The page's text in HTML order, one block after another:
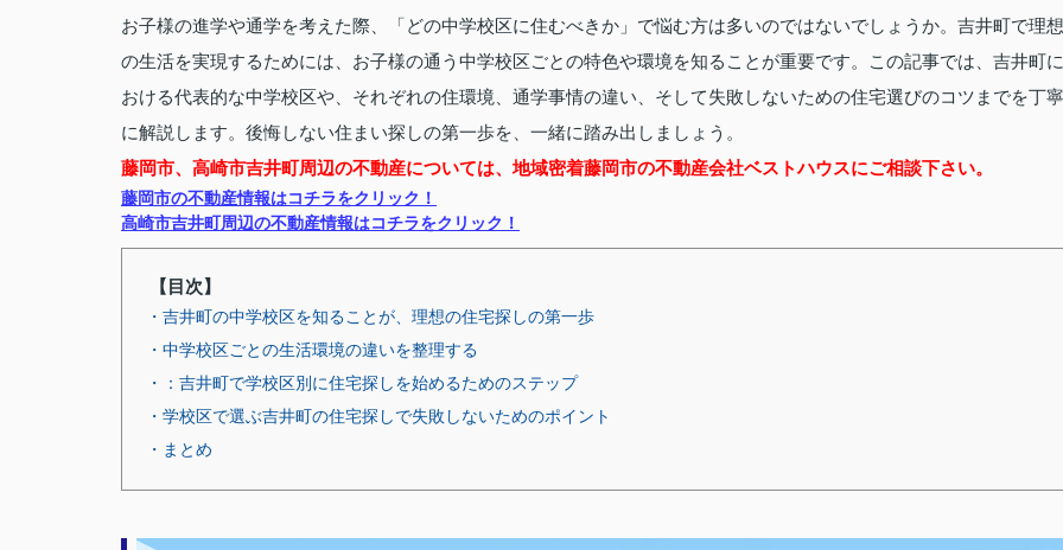
お子様の進学や通学を考えた際、「どの中学校区に住むべきか」で悩む方は多いのではないでしょうか。吉井町で理想
の生活を実現するためには、お子様の通う中学校区ごとの特色や環境を知ることが重要です。この記事では、吉井町に
おける代表的な中学校区や、それぞれの住環境、通学事情の違い、そして失敗しないための住宅選びのコツまでを丁寧
に解説します。後悔しない住まい探しの第一歩を、一緒に踏み出しましょう。
藤岡市、高崎市吉井町周辺の不動産については、地域密着藤岡市の不動産会社ベストハウスにご相談下さい。
藤岡市の不動産情報はコチラをクリック！
高崎市吉井町周辺の不動産情報はコチラをクリック！
【目次】
・吉井町の中学校区を知ることが、理想の住宅探しの第一歩
・中学校区ごとの生活環境の違いを整理する
・：吉井町で学校区別に住宅探しを始めるためのステップ
・学校区で選ぶ吉井町の住宅探しで失敗しないためのポイント
・まとめ